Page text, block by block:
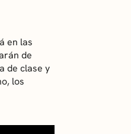
en las
de
de clase y
los